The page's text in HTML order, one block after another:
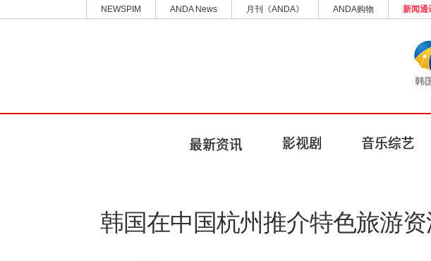
NEWSPIM ANDA News 月刊《ANDA》 ANDA购物 新闻通
韩国在中国杭州推介特色旅游